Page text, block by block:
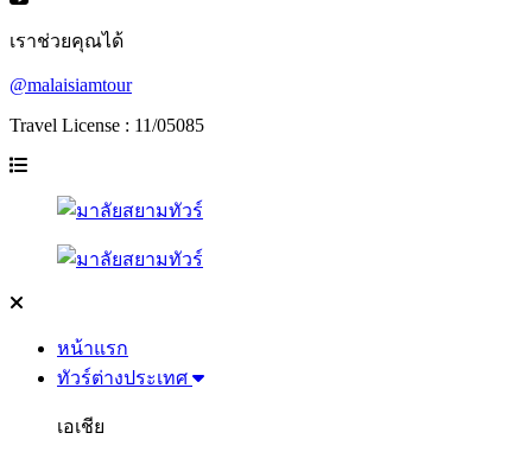
เราช่วยคุณได้
@malaisiamtour
Travel License : 11/05085
หน้าแรก
ทัวร์ต่างประเทศ
เอเชีย